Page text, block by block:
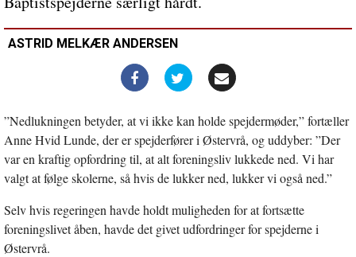
ASTRID MELKÆR ANDERSEN
”Nedlukningen betyder, at vi ikke kan holde spejdermøder,” fortæller
Anne Hvid Lunde, der er spejderfører i Østervrå, og uddyber: ”Der
var en kraftig opfordring til, at alt foreningsliv lukkede ned. Vi har
valgt at følge skolerne, så hvis de lukker ned, lukker vi også ned.”
Selv hvis regeringen havde holdt muligheden for at fortsætte
foreningslivet åben, havde det givet udfordringer for spejderne i
Østervrå.